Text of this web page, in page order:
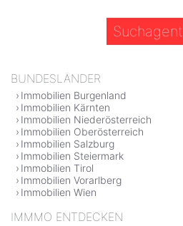
Suchagent
BUNDESLÄNDER
Immobilien Burgenland
Immobilien Kärnten
Immobilien Niederösterreich
Immobilien Oberösterreich
Immobilien Salzburg
Immobilien Steiermark
Immobilien Tirol
Immobilien Vorarlberg
Immobilien Wien
IMMMO ENTDECKEN